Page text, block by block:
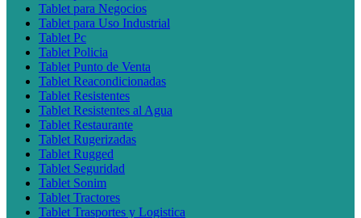
Tablet para Negocios
Tablet para Uso Industrial
Tablet Pc
Tablet Policia
Tablet Punto de Venta
Tablet Reacondicionadas
Tablet Resistentes
Tablet Resistentes al Agua
Tablet Restaurante
Tablet Rugerizadas
Tablet Rugged
Tablet Seguridad
Tablet Sonim
Tablet Tractores
Tablet Trasportes y Logistica